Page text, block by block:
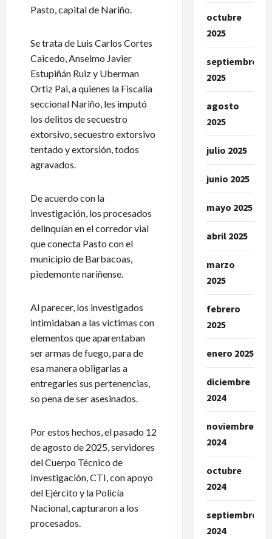
Pasto, capital de Nariño.
Se trata de Luis Carlos Cortes
Caicedo, Anselmo Javier
Estupiñán Ruiz y Uberman
Ortiz Pai, a quienes la Fiscalía
seccional Nariño, les imputó
los delitos de secuestro
extorsivo, secuestro extorsivo
tentado y extorsión, todos
agravados.
De acuerdo con la
investigación, los procesados
delinquían en el corredor vial
que conecta Pasto con el
municipio de Barbacoas,
piedemonte nariñense.
Al parecer, los investigados
intimidaban a las víctimas con
elementos que aparentaban
ser armas de fuego, para de
esa manera obligarlas a
entregarles sus pertenencias,
so pena de ser asesinados.
Por estos hechos, el pasado 12
de agosto de 2025, servidores
del Cuerpo Técnico de
Investigación, CTI, con apoyo
del Ejército y la Policía
Nacional, capturaron a los
procesados.
octubre
2025
septiembre
2025
agosto
2025
julio 2025
junio 2025
mayo 2025
abril 2025
marzo
2025
febrero
2025
enero 2025
diciembre
2024
noviembre
2024
octubre
2024
septiembre
2024